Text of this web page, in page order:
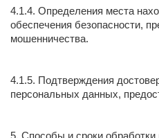
4.1.4. Определения места
обеспечения безопасности,
мошенничества.
4.1.5. Подтверждения
персональных данных,
5. Способы и сроки